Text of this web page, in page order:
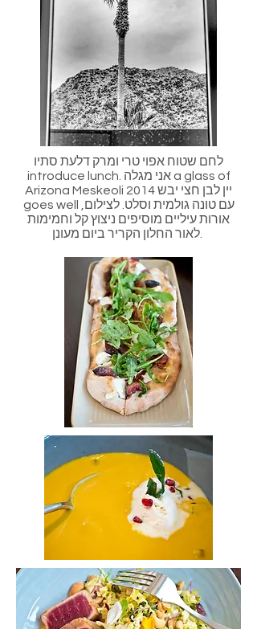
לחם שטוח אפוי טרי ומרק דלעת סתיו
introduce lunch. אני מגלה a glass of
Arizona Meskeoli 2014 יין לבן חצי יבש
goes well עם טונה גולמית וסלט. לצילום,
אורות עיליים מוסיפים ניצוץ קל וחמימות